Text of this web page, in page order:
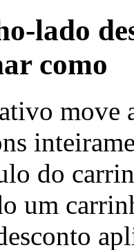
lado
como
move
do
um